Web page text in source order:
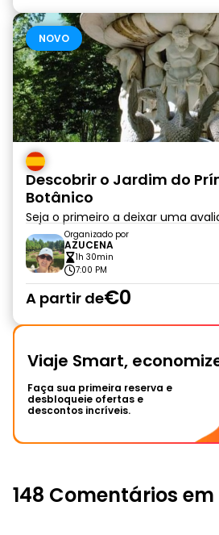
NOVO
Descobrir o Jardim do
Botânico
Seja o primeiro a deixar uma
Organizado por
AZUCENA
1h 30min
7:00 PM
A partir de€0
Viaje Smart,
Faça sua primeira reserva e
desbloqueie ofertas e
descontos incríveis.
148 Comentários